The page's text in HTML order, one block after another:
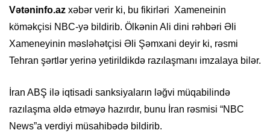
Vətəninfo.az xəbər verir ki, bu fikirləri Xameneinin
köməkçisi NBC-yə bildirib. Ölkənin Ali dini rəhbəri Əli
Xameneyinin məsləhətçisi Əli Şəmxani deyir ki, rəsmi
Tehran şərtlər yerinə yetirildikdə razılaşmanı imzalaya bilər.
İran ABŞ ilə iqtisadi sanksiyaların ləğvi müqabilində
razılaşma əldə etməyə hazırdır, bunu İran rəsmisi “NBC
News”a verdiyi müsahibədə bildirib.